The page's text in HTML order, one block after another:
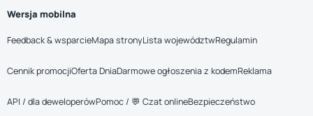
Wersja mobilna
Feedback & wsparcieMapa stronyLista województwRegulamin
Cennik promocjiOferta DniaDarmowe ogłoszenia z kodemReklama
API / dla deweloperówPomoc / 💬 Czat onlineBezpieczeństwo